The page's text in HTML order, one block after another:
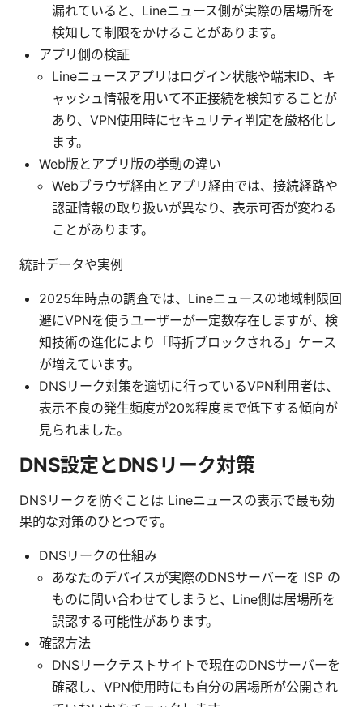
漏れていると、Lineニュース側が実際の居場所を
検知して制限をかけることがあります。
アプリ側の検証
Lineニュースアプリはログイン状態や端末ID、キ
ャッシュ情報を用いて不正接続を検知することが
あり、VPN使用時にセキュリティ判定を厳格化し
ます。
Web版とアプリ版の挙動の違い
Webブラウザ経由とアプリ経由では、接続経路や
認証情報の取り扱いが異なり、表示可否が変わる
ことがあります。
統計データや実例
2025年時点の調査では、Lineニュースの地域制限回
避にVPNを使うユーザーが一定数存在しますが、検
知技術の進化により「時折ブロックされる」ケース
が増えています。
DNSリーク対策を適切に行っているVPN利用者は、
表示不良の発生頻度が20%程度まで低下する傾向が
見られました。
DNS設定とDNSリーク対策
DNSリークを防ぐことは Lineニュースの表示で最も効
果的な対策のひとつです。
DNSリークの仕組み
あなたのデバイスが実際のDNSサーバーを ISP の
ものに問い合わせてしまうと、Line側は居場所を
誤認する可能性があります。
確認方法
DNSリークテストサイトで現在のDNSサーバーを
確認し、VPN使用時にも自分の居場所が公開され